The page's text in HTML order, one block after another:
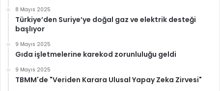
8 Mayıs 2025
Türkiye’den Suriye’ye doğal gaz ve elektrik desteği
başlıyor
9 Mayıs 2025
Gıda işletmelerine karekod zorunluluğu geldi
9 Mayıs 2025
TBMM'de "Veriden Karara Ulusal Yapay Zeka Zirvesi"